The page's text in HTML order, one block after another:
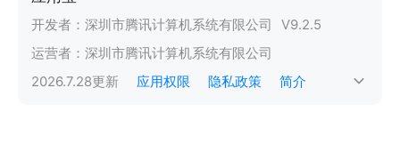
开发者： 深圳市腾讯计算机系统有限公司 V9.2.5
运营者： 深圳市腾讯计算机系统有限公司
2026.7.28更新 应用权限 隐私政策 简介